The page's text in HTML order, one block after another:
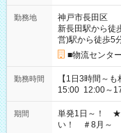
勤務地
神戸市長田区
新長田駅から徒
営)駅から徒歩5
■物流センタ
勤務時間
【1日3時間～も相談OK!】 ＜シフト
15:00 12:00～17:00
お気軽にご相談
期間
単発1日～！ ★
い！ ＃8月～